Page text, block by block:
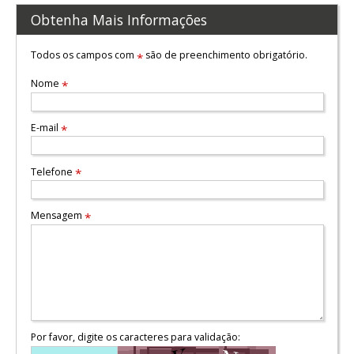
Obtenha Mais Informações
Todos os campos com *são de preenchimento obrigatório.
Nome *
E-mail *
Telefone *
Mensagem *
Por favor, digite os caracteres para validação: